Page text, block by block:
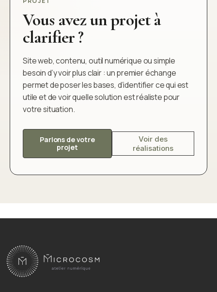
Vous avez un projet à
clarifier ?
Site web, contenu, outil numérique ou simple
besoin d’y voir plus clair : un premier échange
permet de poser les bases, d’identifier ce qui est
utile et de voir quelle solution est réaliste pour
votre situation.
Parlons de votre
projet
Voir des
réalisations